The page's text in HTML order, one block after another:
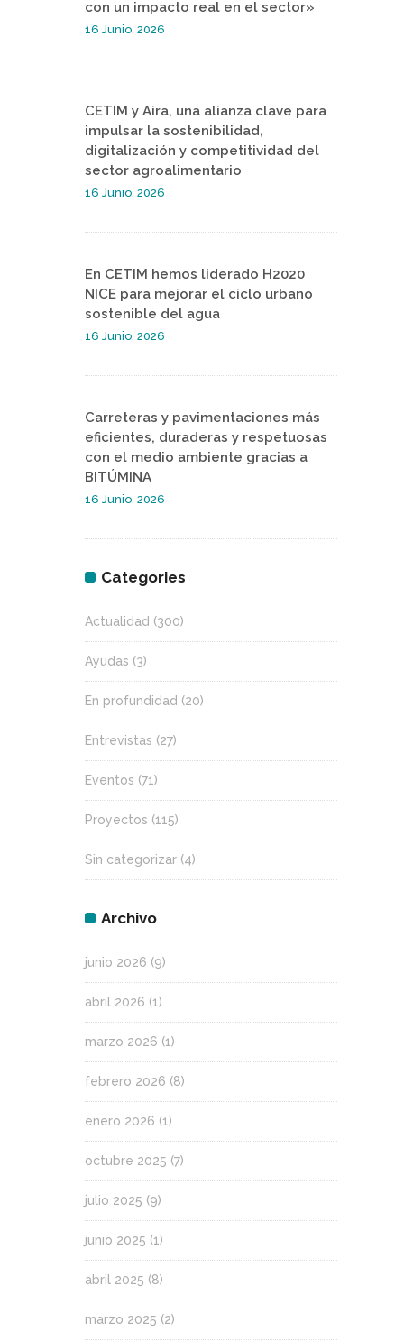
con un impacto real en el sector»
16 Junio, 2026
CETIM y Aira, una alianza clave para
impulsar la sostenibilidad,
digitalización y competitividad del
sector agroalimentario
16 Junio, 2026
En CETIM hemos liderado H2020
NICE para mejorar el ciclo urbano
sostenible del agua
16 Junio, 2026
Carreteras y pavimentaciones más
eficientes, duraderas y respetuosas
con el medio ambiente gracias a
BITÚMINA
16 Junio, 2026
Categories
Actualidad (300)
Ayudas (3)
En profundidad (20)
Entrevistas (27)
Eventos (71)
Proyectos (115)
Sin categorizar (4)
Archivo
junio 2026 (9)
abril 2026 (1)
marzo 2026 (1)
febrero 2026 (8)
enero 2026 (1)
octubre 2025 (7)
julio 2025 (9)
junio 2025 (1)
abril 2025 (8)
marzo 2025 (2)